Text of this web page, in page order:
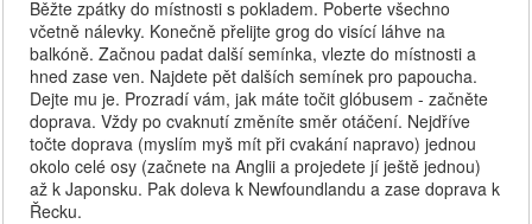
Běžte zpátky do místnosti s pokladem. Poberte všechno
včetně nálevky. Konečně přelijte grog do visící láhve na
balkóně. Začnou padat další semínka, vlezte do místnosti a
hned zase ven. Najdete pět dalších semínek pro papoucha.
Dejte mu je. Prozradí vám, jak máte točit glóbusem - začněte
doprava. Vždy po cvaknutí změníte směr otáčení. Nejdříve
točte doprava (myslím myš mít při cvakání napravo) jednou
okolo celé osy (začnete na Anglii a projedete jí ještě jednou)
až k Japonsku. Pak doleva k Newfoundlandu a zase doprava k
Řecku.